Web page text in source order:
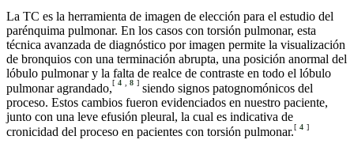
La TC es la herramienta de imagen de elección para el estudio del
parénquima pulmonar. En los casos con torsión pulmonar, esta
técnica avanzada de diagnóstico por imagen permite la visualización
de bronquios con una terminación abrupta, una posición anormal del
lóbulo pulmonar y la falta de realce de contraste en todo el lóbulo
pulmonar agrandado,[ 4 8 ] siendo signos patognomónicos del
proceso. Estos cambios fueron evidenciados en nuestro paciente,
junto con una leve efusión pleural, la cual es indicativa de
cronicidad del proceso en pacientes con torsión pulmonar.[ 4 ]